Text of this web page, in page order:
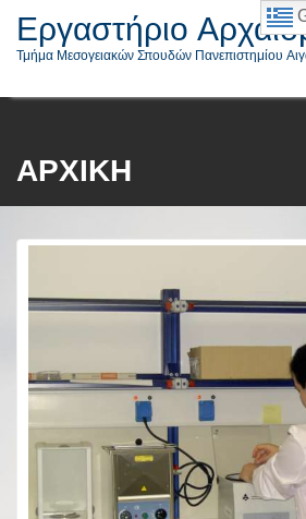
περιεχόμενο
Εργαστήριο
Τμήμα Μεσογειακών Σπουδών Πανεπιστημίου
ΑΡΧΙΚΉ